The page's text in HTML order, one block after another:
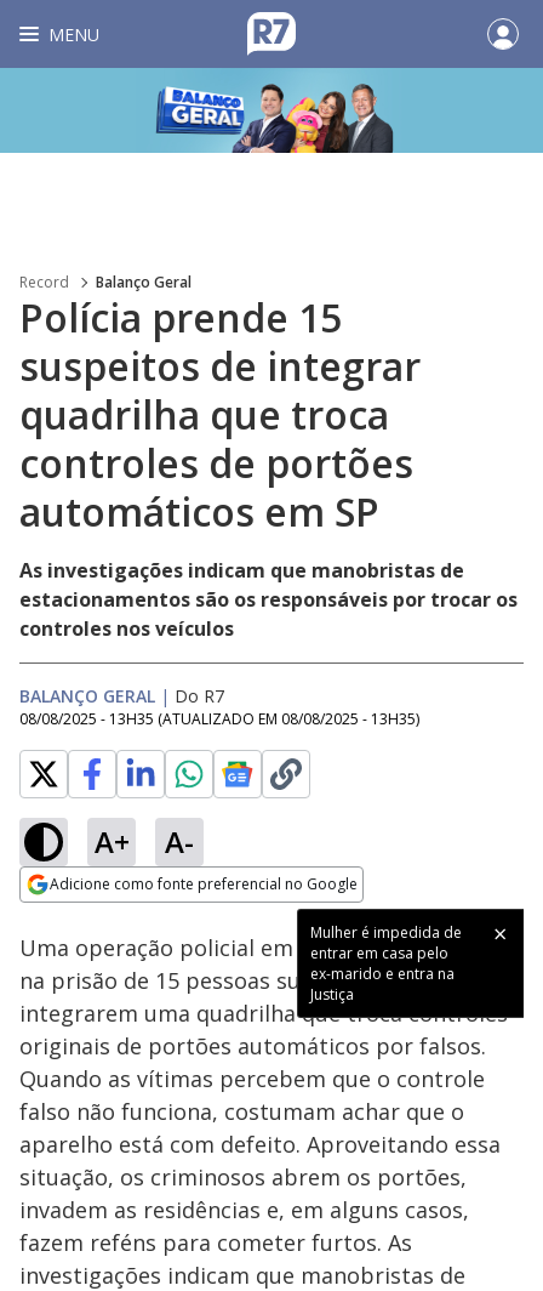
MENU
Record Balanço Geral
Polícia prende 15
suspeitos de integrar
quadrilha que troca
controles de portões
automáticos em SP
As investigações indicam que manobristas de
estacionamentos são os responsáveis por trocar os
controles nos veículos
BALANÇO GERAL | Do R7
08/08/2025 - 13H35 (ATUALIZADO EM 08/08/2025 - 13H35)
A+ A-
Adicione como fonte preferencial no Google
Mulher é impedida de
entrar em casa pelo
ex-marido e entra na
Justiça
Ativar
Loaded:
39.85%
Uma operação policial em São Paulo resultou
na prisão de 15 pessoas suspeitas de
integrarem uma quadrilha que troca controles
originais de portões automáticos por falsos.
Quando as vítimas percebem que o controle
falso não funciona, costumam achar que o
aparelho está com defeito. Aproveitando essa
situação, os criminosos abrem os portões,
invadem as residências e, em alguns casos,
fazem reféns para cometer furtos. As
investigações indicam que manobristas de